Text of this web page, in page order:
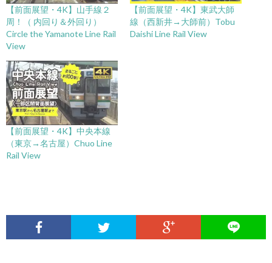
【前面展望・4K】山手線２
周！（ 内回り＆外回り）
Circle the Yamanote Line Rail
View
【前面展望・4K】東武大師
線（西新井→大師前）Tobu
Daishi Line Rail View
【前面展望・4K】中央本線
（東京→名古屋）Chuo Line
Rail View